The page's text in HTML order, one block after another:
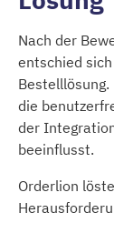
Nach der
entschied
die
der
beeinflusst.
Orderlion